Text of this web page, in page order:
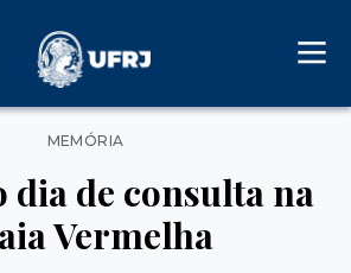
Categorias
MEMÓRIA
de consulta na
Vermelha